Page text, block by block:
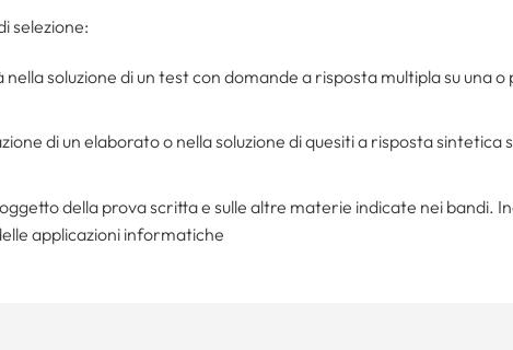
selezione:
nella soluzione di un test con domande a risposta multipla su una
di un elaborato o nella soluzione di quesiti a risposta sintetica
della prova scritta e sulle altre materie indicate nei bandi.
applicazioni informatiche